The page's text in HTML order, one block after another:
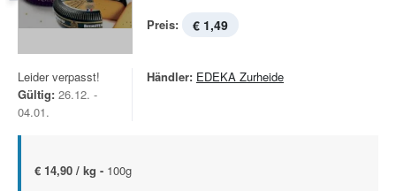
Preis: € 1,49
Leider verpasst!
Gültig: 26.12. -
04.01.
Händler: EDEKA Zurheide
€ 14,90 / kg - 100g